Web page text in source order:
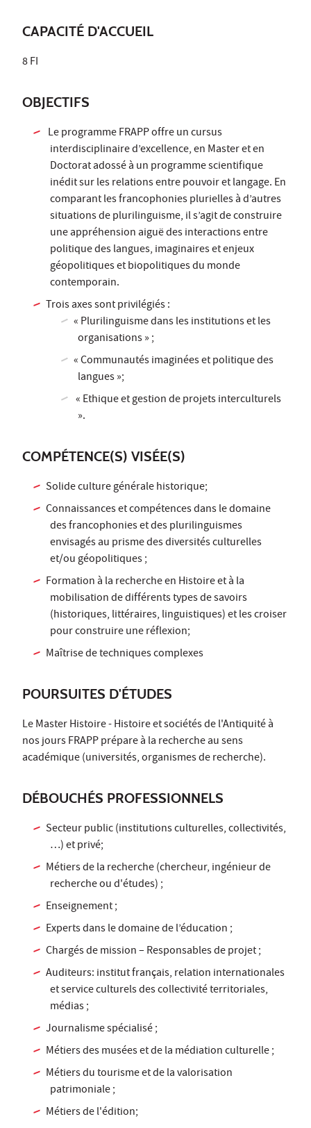
CAPACITÉ D'ACCUEIL
8 FI
OBJECTIFS
Le programme FRAPP offre un cursus
interdisciplinaire d’excellence, en Master et en
Doctorat adossé à un programme scientifique
inédit sur les relations entre pouvoir et langage. En
comparant les francophonies plurielles à d’autres
situations de plurilinguisme, il s’agit de construire
une appréhension aiguë des interactions entre
politique des langues, imaginaires et enjeux
géopolitiques et biopolitiques du monde
contemporain.
Trois axes sont privilégiés :
« Plurilinguisme dans les institutions et les
organisations » ;
« Communautés imaginées et politique des
langues »;
« Ethique et gestion de projets interculturels
».
COMPÉTENCE(S) VISÉE(S)
Solide culture générale historique;
Connaissances et compétences dans le domaine
des francophonies et des plurilinguismes
envisagés au prisme des diversités culturelles
et/ou géopolitiques ;
Formation à la recherche en Histoire et à la
mobilisation de différents types de savoirs
(historiques, littéraires, linguistiques) et les croiser
pour construire une réflexion;
Maîtrise de techniques complexes
POURSUITES D'ÉTUDES
Le Master Histoire - Histoire et sociétés de l'Antiquité à
nos jours FRAPP prépare à la recherche au sens
académique (universités, organismes de recherche).
DÉBOUCHÉS PROFESSIONNELS
Secteur public (institutions culturelles, collectivités,
…) et privé;
Métiers de la recherche (chercheur, ingénieur de
recherche ou d'études) ;
Enseignement ;
Experts dans le domaine de l’éducation ;
Chargés de mission – Responsables de projet ;
Auditeurs: institut français, relation internationales
et service culturels des collectivité territoriales,
médias ;
Journalisme spécialisé ;
Métiers des musées et de la médiation culturelle ;
Métiers du tourisme et de la valorisation
patrimoniale ;
Métiers de l'édition;